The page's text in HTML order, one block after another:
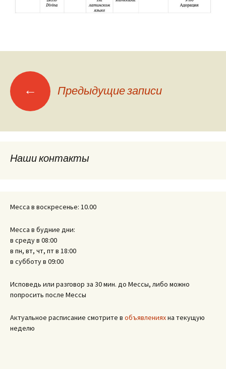
Навигация
по
записям
← Предыдущие записи
Наши контакты
Месса в воскресенье: 10.00
Месса в будние дни:
в среду в 08:00
в пн, вт, чт, пт в 18:00
в субботу в 09:00
Исповедь или разговор за 30 мин. до Мессы, либо можно
попросить после Мессы
Актуальное расписание смотрите в объявленияхна текущую
неделю